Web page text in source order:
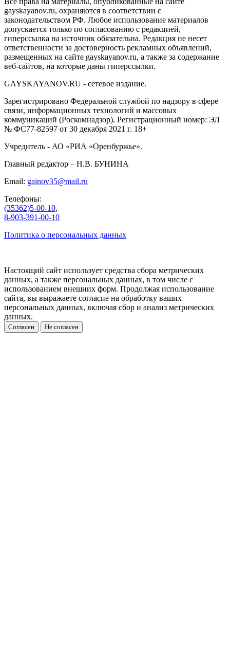
gayskayanov.ru, охраняются в соответствии с
законодательством РФ. Любое использование материалов
допускается только по согласованию с редакцией,
гиперссылка на источник обязательна. Редакция не несет
ответственности за достоверность рекламных объявлений,
размещенных на сайте gayskayanov.ru, а также за содержание
веб-сайтов, на которые даны гиперссылки.
GAYSKAYANOV.RU - сетевое издание.
Зарегистрировано Федеральной службой по надзору в сфере
связи, информационных технологий и массовых
коммуникаций (Роскомнадзор). Регистрационный номер: ЭЛ
№ ФС77-82597 от 30 декабря 2021 г. 18+
Учредитель - АО «РИА «Оренбуржье».
Главный редактор – Н.В. БУНИНА
Email: gainov35@mail.ru
Телефоны:
(35362)5-00-10,
8-903-391-00-10
Политика о персональных данных
Настоящий сайт использует средства сбора метрических
данных, а также персональных данных, в том числе с
использованием внешних форм. Продолжая использование
сайта, вы выражаете согласие на обработку ваших
персональных данных, включая сбор и анализ метрических
данных.
Согласен Не согласен